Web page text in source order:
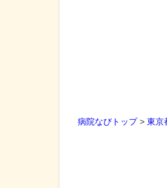
病院なびトップ> 東京